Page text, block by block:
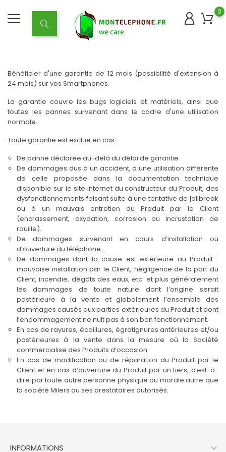
0
Bénéficier d'une garantie de 12 mois (possibilité d'extension à
24 mois) sur vos Smartphones.
La garantie couvre les bugs logiciels et matériels, ainsi que
toutes les pannes survenant dans le cadre d'une utilisation
normale.
Toute garantie est exclue en cas :
De panne déclarée au-delà du délai de garantie
De dommages dus à un accident, à une utilisation différente
de celle proposée dans la documentation technique
disponible sur le site internet du constructeur du Produit, des
dysfonctionnements faisant suite à une tentative de jailbreak
ou à un mauvais entretien du Produit par le Client
(encrassement, oxydation, corrosion ou incrustation de
rouille).
De dommages survenant en cours d’installation ou
d’ouverture du téléphone.
De dommages dont la cause est extérieure au Produit :
mauvaise installation par le Client, négligence de la part du
Client, incendie, dégâts des eaux, etc. et plus généralement
les dommages de toute nature dont l’origine serait
postérieure à la vente et globalement l’ensemble des
dommages causés aux parties extérieures du Produit et dont
l’endommagement ne nuit pas à son bon fonctionnement.
En cas de rayures, écaillures, égratignures antérieures et/ou
postérieures à la vente dans la mesure où la Société
commercialise des Produits d’occasion.
En cas de modification ou de réparation du Produit par le
Client et en cas d’ouverture du Produit par un tiers, c’est-à-
dire par toute autre personne physique ou morale autre que
la société Milers ou ses prestataires autorisés.
INFORMATIONS 